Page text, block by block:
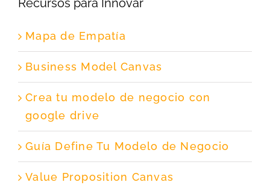
Recursos para Innovar
Mapa de Empatía
Business Model Canvas
Crea tu modelo de negocio con
google drive
Guía Define Tu Modelo de Negocio
Value Proposition Canvas